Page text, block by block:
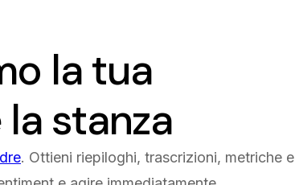
la tua
stanza
. Ottieni riepiloghi, trascrizioni, metriche e